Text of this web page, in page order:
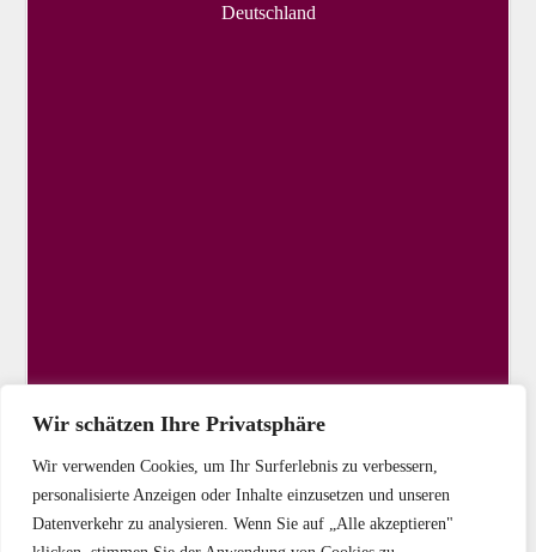
Wir schätzen Ihre Privatsphäre
Wir verwenden Cookies, um Ihr Surferlebnis zu verbessern,
personalisierte Anzeigen oder Inhalte einzusetzen und unseren
Datenverkehr zu analysieren. Wenn Sie auf „Alle akzeptieren"
Deutschland